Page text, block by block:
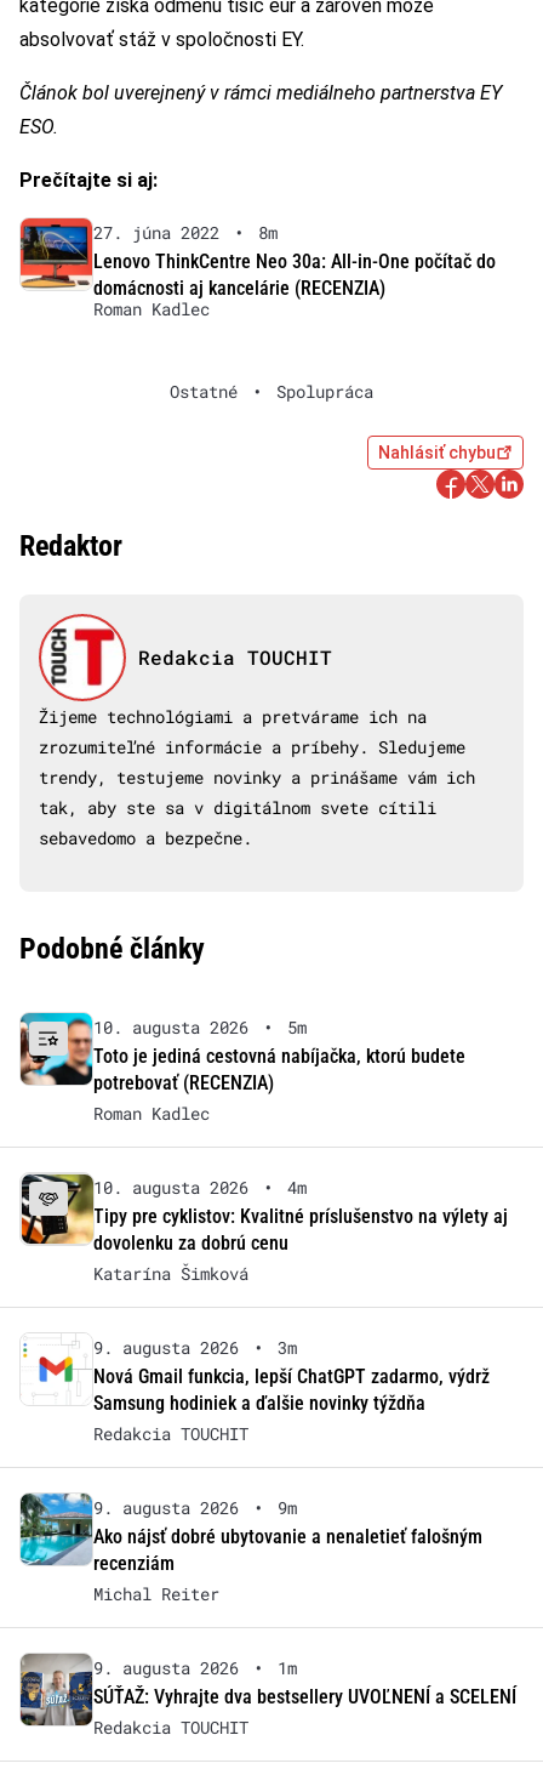
kategórie získa odmenu tisíc eur a zároveň môže
absolvovať stáž v spoločnosti EY.
Článok bol uverejnený v rámci mediálneho partnerstva EY
ESO.
Prečítajte si aj:
27. júna 2022 •
8m
Lenovo ThinkCentre Neo 30a: All-in-One počítač do
domácnosti aj kancelárie (RECENZIA)
Roman Kadlec
Ostatné • Spolupráca
Nahlásiť chybu
Redaktor
Redakcia TOUCHIT
Žijeme technológiami a pretvárame ich na
zrozumiteľné informácie a príbehy. Sledujeme
trendy, testujeme novinky a prinášame vám ich
tak, aby ste sa v digitálnom svete cítili
sebavedomo a bezpečne.
Podobné články
10. augusta 2026 •
5m
Toto je jediná cestovná nabíjačka, ktorú budete
potrebovať (RECENZIA)
Roman Kadlec
10. augusta 2026 •
4m
Tipy pre cyklistov: Kvalitné príslušenstvo na výlety aj
dovolenku za dobrú cenu
Katarína Šimková
9. augusta 2026 •
3m
Nová Gmail funkcia, lepší ChatGPT zadarmo, výdrž
Samsung hodiniek a ďalšie novinky týždňa
Redakcia TOUCHIT
9. augusta 2026 •
9m
Ako nájsť dobré ubytovanie a nenaletieť falošným
recenziám
Michal Reiter
9. augusta 2026 •
1m
SÚŤAŽ: Vyhrajte dva bestsellery UVOĽNENÍ a SCELENÍ
Redakcia TOUCHIT